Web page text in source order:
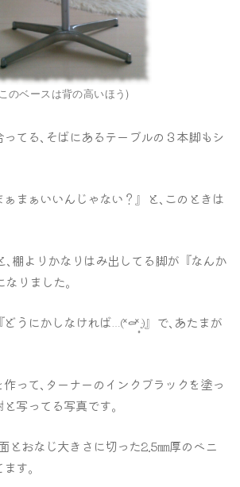
のベースは背の高いほう)
てる､そばにあるテーブルの３本脚もシ
まぁいいんじゃない？』と､このときは
､棚よりかなりはみ出してる脚が『なんか
なりました｡
うにかしなければ…(˟⚰︎˟‧̣̥̇)』で､あたまが
って､ターナーのインクブラックを塗っ
写ってる写真です｡
とおなじ大きさに切った2.5㎜厚のベニ
す｡